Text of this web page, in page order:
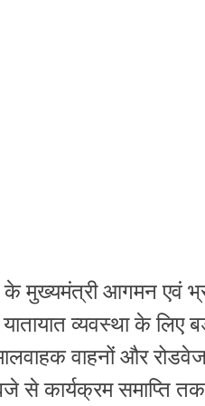
मुख्यमंत्री आगमन एवं
व्यवस्था के लिए
वाहनों और
से कार्यक्रम समाप्ति